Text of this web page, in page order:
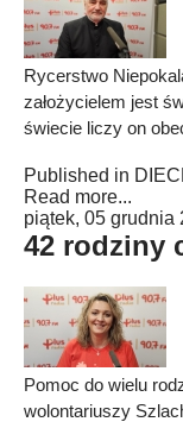
Rycerstwo
założycielem jest
świecie liczy on
Published in
Read more...
piątek, 05 grudnia
42 rodziny
Pomoc do wielu
wolontariuszy